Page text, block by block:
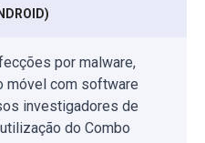
por malware,
móvel com software
investigadores de
do Combo